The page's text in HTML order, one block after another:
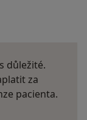
důležité.
za
pacienta.